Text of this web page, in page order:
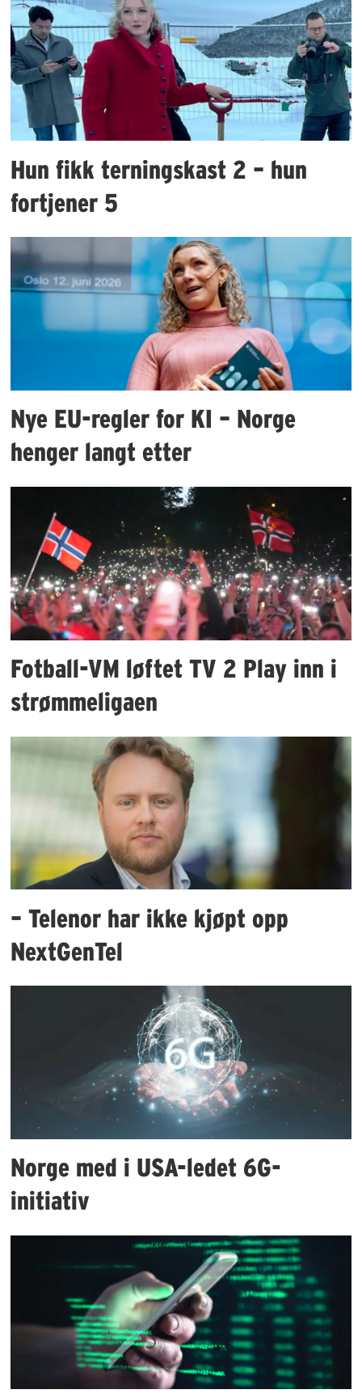
Hun fikk terningskast 2 – hun
fortjener 5
Nye EU-regler for KI – Norge
henger langt etter
Fotball-VM løftet TV 2 Play inn i
strømmeligaen
– Telenor har ikke kjøpt opp
NextGenTel
Norge med i USA-ledet 6G-
initiativ